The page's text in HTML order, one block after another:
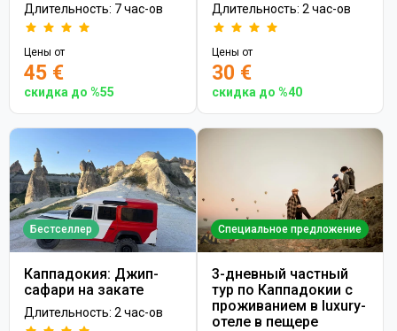
Длительность: 7 час-ов
Цены от
45 €
скидка до %55
Длительность: 2 час-ов
Цены от
30 €
скидка до %40
Бестселлер
Каппадокия: Джип-
сафари на закате
Длительность: 2 час-ов
Специальное предложение
3-дневный частный
тур по Каппадокии с
проживанием в luxury-
отеле в пещере